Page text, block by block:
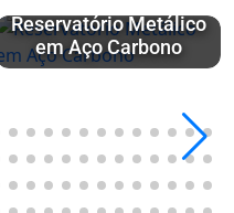
Reservatório Metálico
em Aço Carbono